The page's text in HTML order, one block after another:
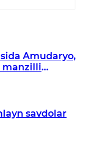
Amudaryo,
manzilli
savdolar